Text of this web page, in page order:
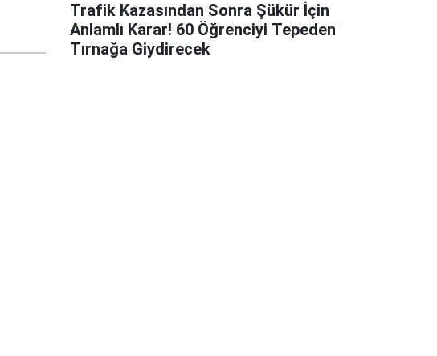
Trafik Kazasından Sonra Şükür İçin
Anlamlı Karar! 60 Öğrenciyi Tepeden
Tırnağa Giydirecek